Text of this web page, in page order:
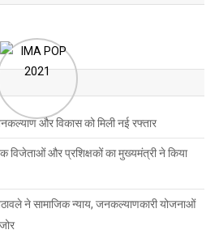
और विकास को मिली नई रफ्तार
और प्रशिक्षकों का मुख्यमंत्री ने किया
ने सामाजिक न्याय, जनकल्याणकारी योजनाओं